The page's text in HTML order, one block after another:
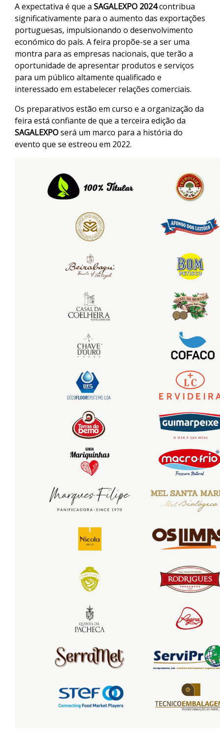
A expectativa é que a SAGALEXPO 2024contribua
significativamente para o aumento das exportações
portuguesas, impulsionando o desenvolvimento
económico do país. A feira propõe-se a ser uma
montra para as empresas nacionais, que terão a
oportunidade de apresentar produtos e serviços
para um público altamente qualificado e
interessado em estabelecer relações comerciais.
Os preparativos estão em curso e a organização da
feira está confiante de que a terceira edição da
SAGALEXPOserá um marco para a história do
evento que se estreou em 2022.